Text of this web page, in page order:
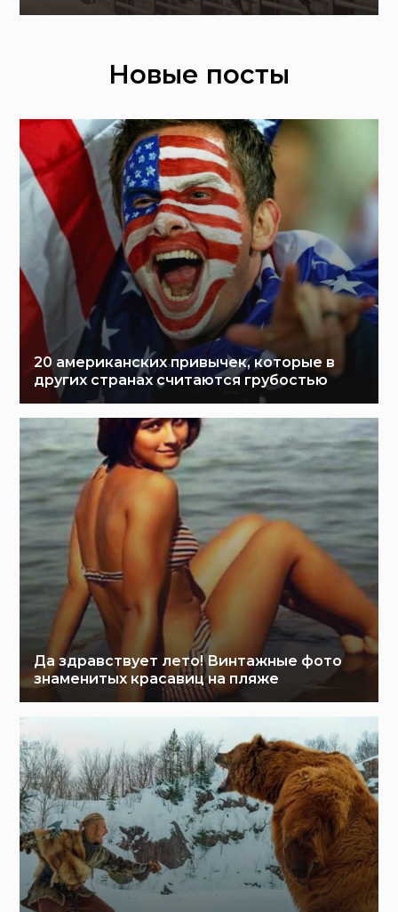
Новые посты
20 американских привычек, которые в
других странах считаются грубостью
Да здравствует лето! Винтажные фото
знаменитых красавиц на пляже